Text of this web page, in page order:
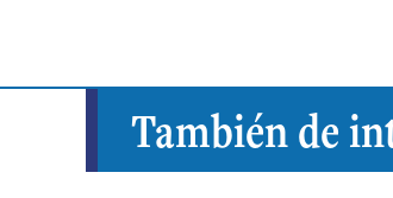
También de